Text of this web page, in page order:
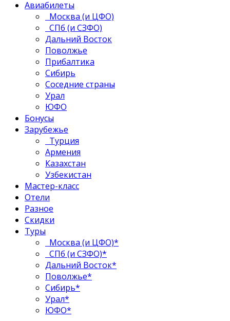
Авиабилеты
Москва (и ЦФО)
СПб (и СЗФО)
Дальний Восток
Поволжье
Прибалтика
Сибирь
Соседние страны
Урал
ЮФО
Бонусы
Зарубежье
Турция
Армения
Казахстан
Узбекистан
Мастер-класс
Отели
Разное
Скидки
Туры
Москва (и ЦФО)*
СПб (и СЗФО)*
Дальний Восток*
Поволжье*
Сибирь*
Урал*
ЮФО*